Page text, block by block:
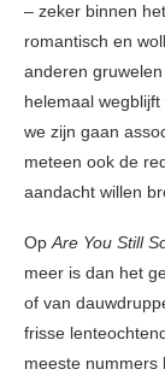
– zeker binnen
romantisch en
anderen
helemaal
we zijn gaan
meteen ook de
aandacht willen
OpAre You Still
meer is dan het
of van
frisse
meeste nummers